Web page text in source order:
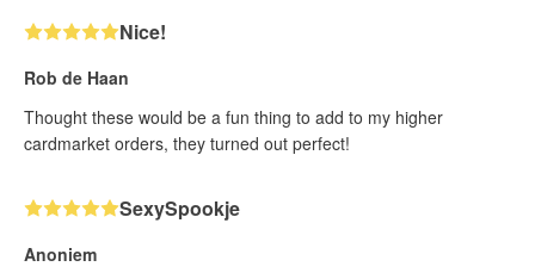
Nice!
Rob de Haan
Thought these would be a fun thing to add to my higher
cardmarket orders, they turned out perfect!
SexySpookje
Anoniem